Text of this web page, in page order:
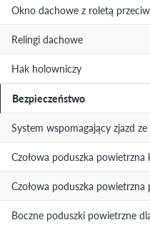
Okno dachowe z roletą
Relingi dachowe
Hak holowniczy
Bezpieczeństwo
System wspomagający zjazd
Czołowa poduszka powietrzna
Czołowa poduszka powietrzna
Boczne poduszki powietrzne